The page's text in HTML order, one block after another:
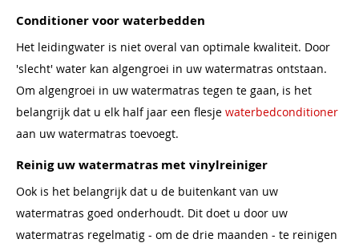
Conditioner voor waterbedden
Het leidingwater is niet overal van optimale kwaliteit. Door
'slecht' water kan algengroei in uw watermatras ontstaan.
Om algengroei in uw watermatras tegen te gaan, is het
belangrijk dat u elk half jaar een flesje waterbedconditioner
aan uw watermatras toevoegt.
Reinig uw watermatras met vinylreiniger
Ook is het belangrijk dat u de buitenkant van uw
watermatras goed onderhoudt. Dit doet u door uw
watermatras regelmatig - om de drie maanden - te reinigen